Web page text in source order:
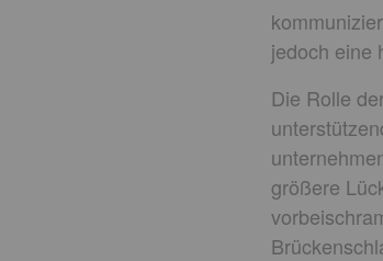
jedoch eine
Die Rolle
größere